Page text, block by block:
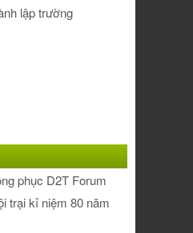
lập trường
phục D2T Forum
trại kỉ niệm 80 năm